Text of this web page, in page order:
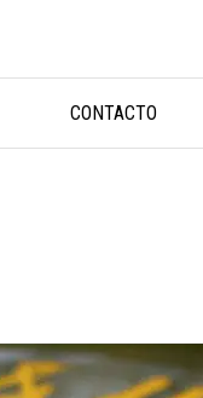
CONTACTO